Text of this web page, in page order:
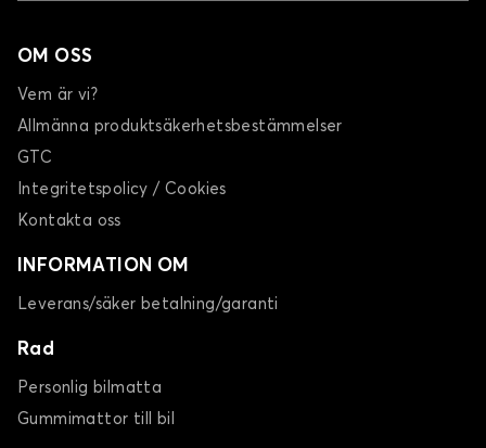
OM OSS
Vem är vi?
Allmänna produktsäkerhetsbestämmelser
GTC
Integritetspolicy / Cookies
Kontakta oss
INFORMATION OM
Leverans/säker betalning/garanti
Rad
Personlig bilmatta
Gummimattor till bil